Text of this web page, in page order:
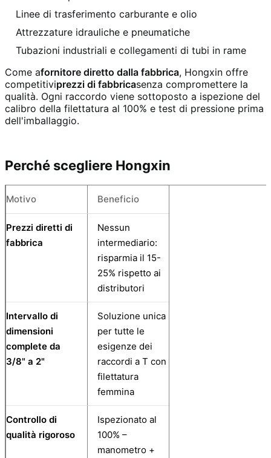
Linee di trasferimento carburante e olio
Attrezzature idrauliche e pneumatiche
Tubazioni industriali e collegamenti di tubi in rame
Come afornitore diretto dalla fabbrica, Hongxin offre
competitiviprezzi di fabbricasenza compromettere la
qualità. Ogni raccordo viene sottoposto a ispezione del
calibro della filettatura al 100% e test di pressione prima
dell'imballaggio.
Perché scegliere Hongxin
Motivo Beneficio
Prezzi diretti di
fabbrica
Nessun
intermediario:
risparmia il 15-
25% rispetto ai
distributori
Intervallo di
dimensioni
complete da
3/8" a 2"
Soluzione unica
per tutte le
esigenze dei
raccordi a T con
filettatura
femmina
Controllo di
qualità rigoroso
Ispezionato al
100% –
manometro +